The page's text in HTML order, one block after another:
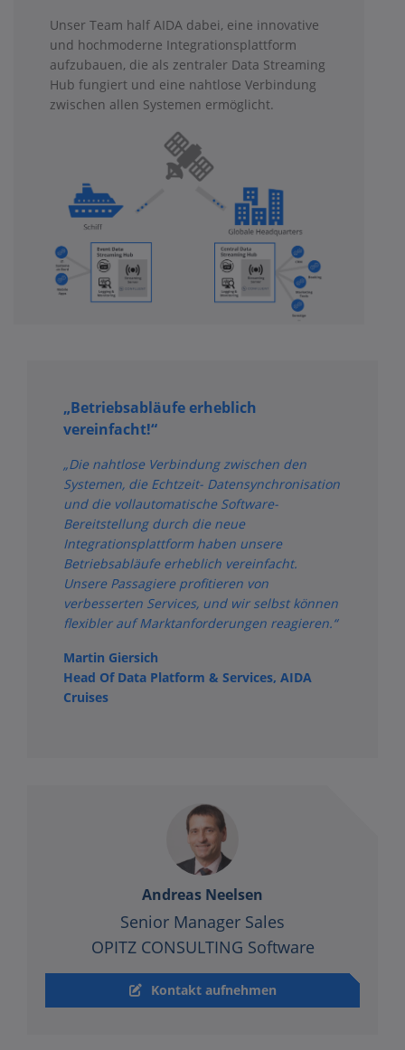
Unser Team half AIDA dabei, eine innovative
und hochmoderne Integrationsplattform
aufzubauen, die als zentraler Data Streaming
Hub fungiert und eine nahtlose Verbindung
zwischen allen Systemen ermöglicht.
Andreas Neelsen
Senior Manager Sales
OPITZ CONSULTING Software
Kontakt aufnehmen
„Betriebsabläufe erheblich
vereinfacht!“
„Die nahtlose Verbindung zwischen den
Systemen, die Echtzeit- Datensynchronisation
und die vollautomatische Software-
Bereitstellung durch die neue
Integrationsplattform haben unsere
Betriebsabläufe erheblich vereinfacht.
Unsere Passagiere profitieren von
verbesserten Services, und wir selbst können
flexibler auf Marktanforderungen reagieren.“
Martin Giersich
Head Of Data Platform & Services, AIDA
Cruises